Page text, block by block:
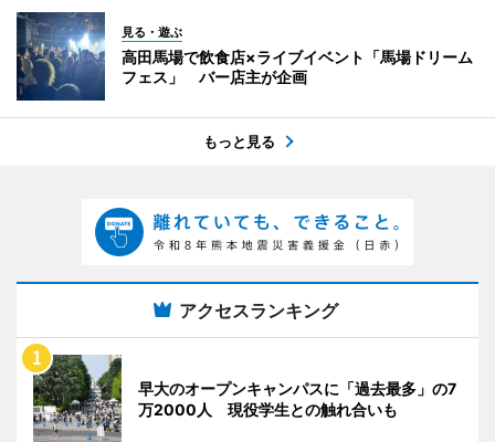
見る・遊ぶ
高田馬場で飲食店×ライブイベント「馬場ドリーム
フェス」 バー店主が企画
もっと見る
アクセスランキング
早大のオープンキャンパスに「過去最多」の7
万2000人 現役学生との触れ合いも